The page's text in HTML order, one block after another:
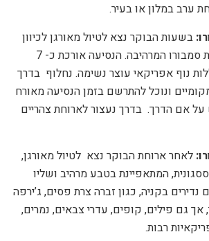
ערב במלון או בעיר.
בשעות הבוקר נצא לטיול מאורגן לכיוון
צפון מזרח אל שמורת סמבורו המרהיבה. הנסיעה אורכת כ- 7
נוף אפריקאי עוצר נשימה. נחלוף בדרך
ונוכל להתרשם בזמן הנסיעה מאורח
על אם הדרך. בדרך נעצור לארוחת צהריים
: לאחר ארוחת הבוקר נצא לטיול מאורגן,
המתאפיינת בטבע מרהיב ושליו
בקניה, כגון זברה צרת פסים, ג’ירפה
גם פילים, קופים, עדרי צבאים, נמרים,
רבות.